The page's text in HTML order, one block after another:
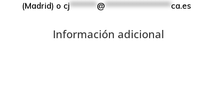
(Madrid) o cj*******@*****************ca.es
Información adicional